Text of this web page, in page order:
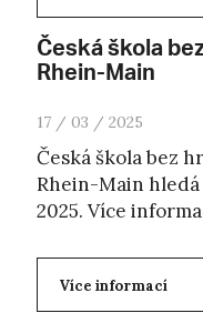
Česká škola
Rhein-Main
17 / 03 / 2025
Česká škola bez
Rhein-Main
2025. Více
Více informací